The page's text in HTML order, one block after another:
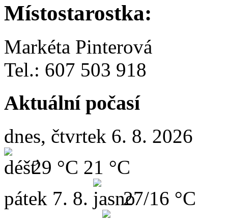
Místostarostka:
Markéta Pinterová
Tel.: 607 503 918
Aktuální počasí
dnes, čtvrtek 6. 8. 2026
29 °C 21 °C
pátek 7. 8. 27/16 °C